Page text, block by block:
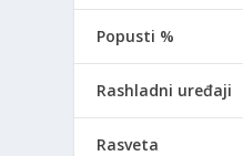
Popusti %
Rashladni uređaji
Rasveta